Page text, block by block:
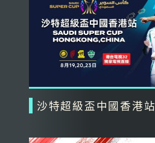
沙特超級盃中國香港站